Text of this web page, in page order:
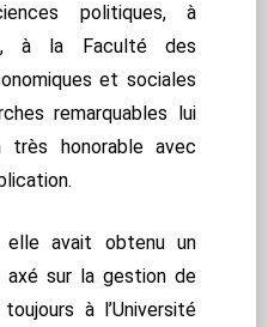
politiques, à
I, à la Faculté des
et sociales
remarquables lui
honorable avec
avait obtenu un
sur la gestion de
à l’Université